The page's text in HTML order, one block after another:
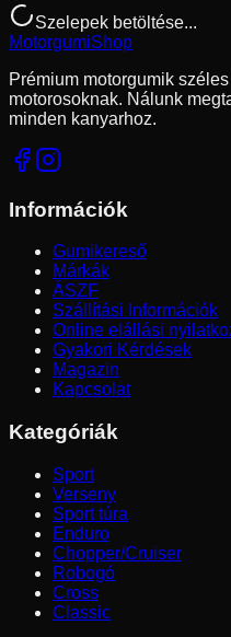
Szelepek betöltése...
MotorgumiShop
Prémium motorgumik
motorosoknak. Nálunk
minden kanyarhoz.
Információk
Gumikereső
Márkák
ÁSZF
Szállítási Információk
Online elállási
Gyakori Kérdések
Magazin
Kapcsolat
Kategóriák
Sport
Verseny
Sport túra
Enduro
Chopper/Cruiser
Robogó
Cross
Classic